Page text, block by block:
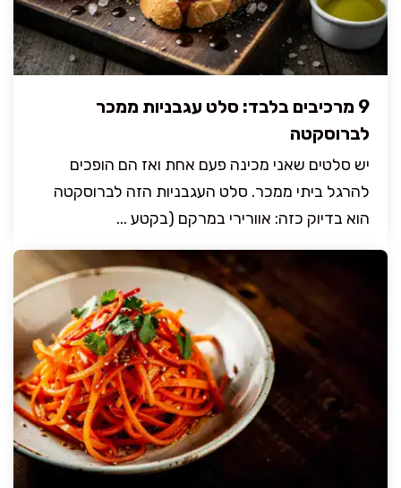
9 מרכיבים בלבד: סלט עגבניות ממכר
לברוסקטה
יש סלטים שאני מכינה פעם אחת ואז הם הופכים
להרגל ביתי ממכר. סלט העגבניות הזה לברוסקטה
הוא בדיוק כזה: אוורירי במרקם (בקטע ...